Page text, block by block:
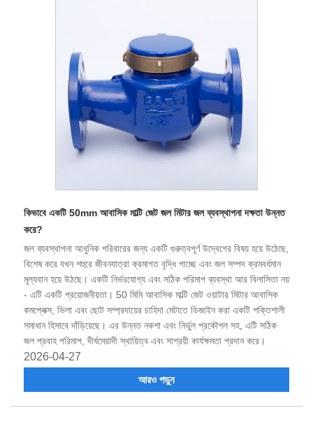
কিভাবে একটি 50mm আবাসিক মাল্টি জেট জল মিটার জল ব্যবস্থাপনা দক্ষতা উন্নত
করে?
জল ব্যবস্থাপনা আধুনিক পরিবারের জন্য একটি গুরুত্বপূর্ণ উদ্বেগের বিষয় হয়ে উঠেছে,
বিশেষ করে যখন শহুরে জীবনযাত্রা ক্রমাগত বৃদ্ধি পাচ্ছে এবং জল সম্পদ ক্রমবর্ধমান
মূল্যবান হয়ে উঠছে। একটি নির্ভরযোগ্য এবং সঠিক পরিমাপ ব্যবস্থা আর বিলাসিতা নয়
- এটি একটি প্রয়োজনীয়তা। 50 মিমি আবাসিক মাল্টি জেট ওয়াটার মিটার আবাসিক
কমপ্লেক্স, ভিলা এবং ছোট সম্প্রদায়ের চাহিদা মেটাতে ডিজাইন করা একটি শক্তিশালী
সমাধান হিসাবে দাঁড়িয়েছে। এর উন্নত নকশা এবং নির্ভুল প্রকৌশল সহ, এটি সঠিক
জল প্রবাহ পরিমাপ, দীর্ঘমেয়াদী স্থায়িত্ব এবং সাশ্রয়ী কার্যক্ষমতা প্রদান করে।
2026-04-27
আরও পড়ুন